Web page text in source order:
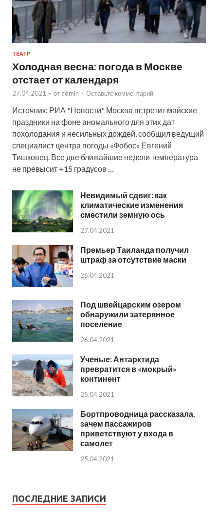
ТЕАТР
Холодная весна: погода в Москве
отстает от календаря
27.04.2021 - от admin - Оставьте комментарий
Источник: РИА "Новости" Москва встретит майские
праздники на фоне аномального для этих дат
похолодания и несильных дождей, сообщил ведущий
специалист центра погоды «Фобос» Евгений
Тишковец. Все две ближайшие недели температура
не превысит +15 градусов …
Невидимый сдвиг: как
климатические изменения
сместили земную ось
27.04.2021
Премьер Таиланда получил
штраф за отсутствие маски
26.04.2021
Под швейцарским озером
обнаружили затерянное
поселение
26.04.2021
Ученые: Антарктида
превратится в «мокрый»
континент
25.04.2021
Бортпроводница рассказала,
зачем пассажиров
приветствуют у входа в
самолет
25.04.2021
ПОСЛЕДНИЕ ЗАПИСИ